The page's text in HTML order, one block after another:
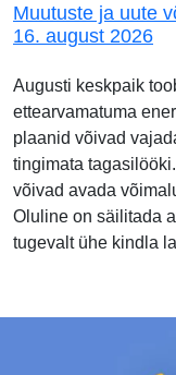
Muutuste ja uute
16. august 2026
Augusti keskpaik
ettearvamatuma
plaanid võivad
tingimata
võivad avada
Oluline on säilitada
tugevalt ühe kindla